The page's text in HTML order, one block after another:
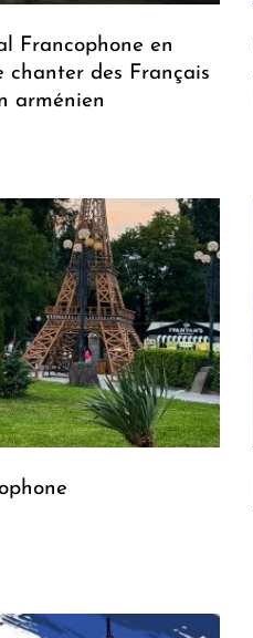
Francophone en
chanter des Français
arménien